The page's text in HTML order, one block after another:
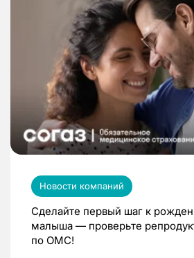
Новости компаний
Сделайте первый шаг к
малыша — проверьте
по ОМС!